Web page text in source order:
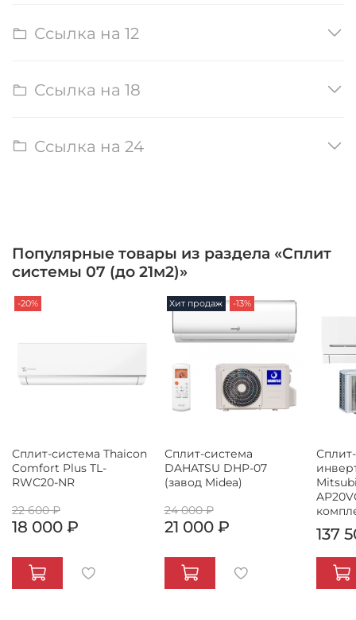
Ссылка на 12
Ссылка на 18
Ссылка на 24
Популярные товары из раздела «Сплит
системы 07 (до 21м2)»
-20%
Сплит-система Thaicon
Comfort Plus TL-
RWC20-NR
22 600 ₽
18 000 ₽
Хит продаж -13%
Сплит-система
DAHATSU DHP-07
(завод Midea)
24 000 ₽
21 000 ₽ 137